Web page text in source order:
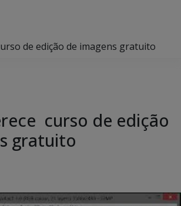
de edição de imagens gratuito
curso de edição
gratuito